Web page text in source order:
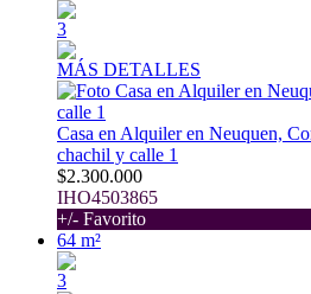
3
MÁS DETALLES
Casa en Alquiler en Neuquen,
chachil y calle 1
$2.300.000
IHO4503865
+/- Favorito
64 m²
3